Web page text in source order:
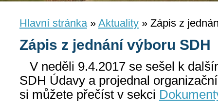
Hlavní stránka» Aktuality » Zápis z
Zápis z jednání výboru SDH
V neděli 9.4.2017 se sešel k
SDH Údavy a projednal
si můžete přečíst v sekci